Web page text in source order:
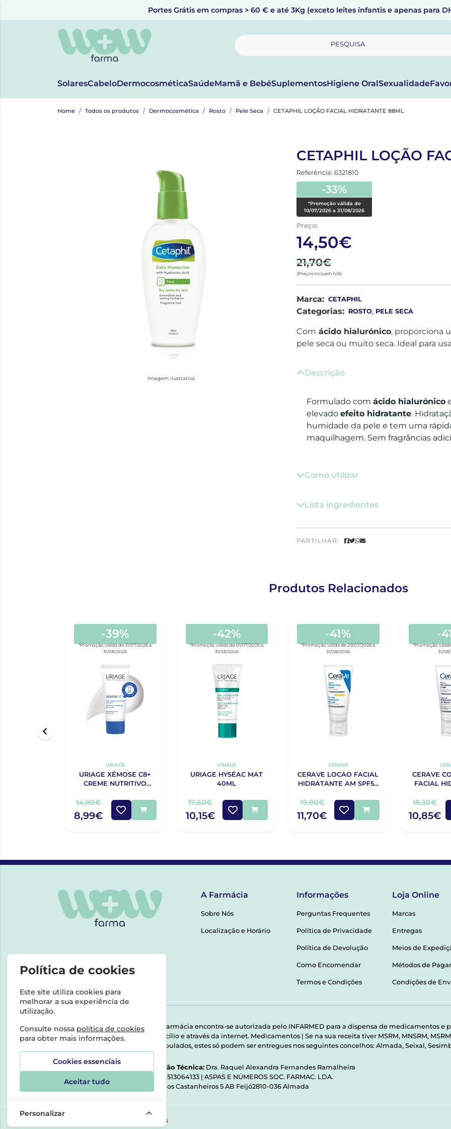
Portes Grátis em compras > 60 € e até 3Kg (exceto leites infantis e apenas para
PESQUISA
SolaresCabeloDermocosméticaSaúdeMamã e BebéSuplementosHigiene OralSexualidade
Home Todos os produtos Dermocosmética Rosto Pele Seca CETAPHIL LOÇÃO FACIAL HIDRATANTE 88ML
Imagem ilustrativa
CETAPHIL LOÇÃO
Referência: 6321810
-33%
*Promoção válida de
10/07/2026 a 31/08/2026
Preço:
14,50€
21,70€
(Preços incluem IVA)
Marca: CETAPHIL
Categorias: ROSTO, PELE SECA
Com ácido hialurónico, proporciona
pele seca ou muito seca. Ideal para
Descrição
Formulado com ácido hialurónico
elevado efeito hidratante.
humidade da pele e tem uma
maquilhagem. Sem fragrâncias
Como utilizar
Lista ingredientes
PARTILHAR:
Produtos Relacionados
-39%
*Promoção válida de 31/07/2026 a
31/08/2026
URIAGE
URIAGE XÉMOSE C8+
CREME NUTRITIVO
40ML
14,80€
8,99€
-42%
*Promoção válida de 01/07/2026 a
31/08/2026
URIAGE
URIAGE HYSÉAC MAT
40ML
17,60€
10,15€
-41%
*Promoção válida de 29/07/2026 a
31/08/2026
CERAVE
CERAVE LOCAO FACIAL
HIDRATANTE AM SPF50
19,80€
11,70€
-
*Promoção
31/
CERAVE
FACIAL
18,30€
10,85€
A Farmácia
Sobre Nós
Localização e Horário
Informações
Perguntas Frequentes
Política de Privacidade
Política de Devolução
Como Encomendar
Termos e Condições
Loja Online
Marcas
Entregas
Meios de
Métodos de
Condições de
Esta farmácia encontra-se autorizada pelo INFARMED para a dispensa de medicamentos e
domicílio e através da internet. Medicamentos | Se na sua receita tiver MSRM, MNSRM,
Manipulados, estes só podem ser entregues nos seguintes concelhos: Almada, Seixal,
Direção Técnica: Dra. Raquel Alexandra Fernandes Ramalheira
513064133 | ASPAS E NÚMEROS SOC. FARMAC. LDA.
Rua dos Castanheiros 5 AB Feijó2810-036 Almada
©2026 Todos os direitos reservados
Política de cookies
Este site utiliza cookies para
melhorar a sua experiência de
utilização.
Consulte nossa política de cookies
para obter mais informações.
Cookies essenciais
Aceitar tudo
Personalizar